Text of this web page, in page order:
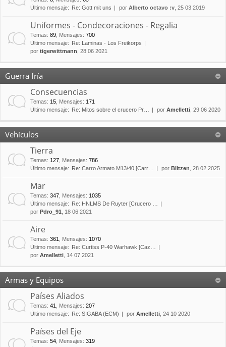
Último mensaje:
Re: Gott mit uns por Alberto octavo :v , 25 03 2019
Uniformes - Condecoraciones - Regalia
Temas: 89 Mensajes: 700
Último mensaje:
Re: Laminas - Los Freikorps
por tigerwittmann , 28 06 2021
Guerra fría
Consecuencias
Temas: 15 Mensajes: 171
Último mensaje:
Re: Mitos sobre el crucero Pr… por Amelletti , 29 06 2020
Vehículos
Tierra
Temas: 127 Mensajes: 786
Último mensaje:
Re: Carro Armato M13/40 [Carr… por Blitzen , 28 02 2025
Mar
Temas: 347 Mensajes: 1035
Último mensaje:
Re: HNLMS De Ruyter [Crucero …
por Pdro_91 , 18 06 2021
Aire
Temas: 361 Mensajes: 1070
Último mensaje:
Re: Curtiss P-40 Warhawk [Caz…
por Amelletti , 14 07 2021
Armas y Equipos
Países Aliados
Temas: 41 Mensajes: 207
Último mensaje:
Re: SIGABA (ECM) por Amelletti , 24 10 2020
Países del Eje
Temas: 54 Mensajes: 319